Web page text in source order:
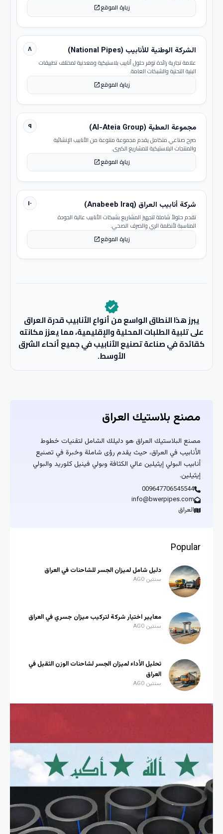
زيارة الموقعopen_in_new
٨ الشركة الوطنية للأنابيب (National Pipes)
علامة تجارية رائدة توفر حلول أنابيب بلاستيكية ومعدنية لمختلف تطبيقات
البنية التحتية والشبكات العامة.
زيارة الموقعopen_in_new
٩ مجموعة العطية (Al-Ateia Group)
صرح صناعي متكامل يقدم مجموعة متنوعة من الأنابيب الإنشائية
والمنتجات البلاستيكية للمشاريع الكبرى.
زيارة الموقعopen_in_new
١٠ شركة أنابيب العراق (Anabeeb Iraq)
تقدم حلولاً شاملة لتجهيز المشاريع بشبكات الأنابيب عالية الجودة
المناسبة لأنظمة الري والصرف الصحي.
زيارة الموقعopen_in_new
verified
يبرز هذا النطاق الواسع من أنواع الأنابيب قدرة العراق
على تلبية الطلبات المحلية والإقليمية، مما يعزز مكانته
كقائدة في صناعة تصنيع الأنابيب في جميع أنحاء الشرق
الأوسط.
مصنع بلاستيك العراق
مصنع البلاستيك العراق هو دليلك الشامل لتقنيات خطوط
الأنابيب في العراق، حيث يقدم رؤى شاملة وخبرة في تصنيع
أنابيب البولي إيثيلين عالي الكثافة وبولي فينيل كلوريد والبولي
إيثيلين.
009647706545544
info@bwerpipes.com
العراق
Popular
دليل شامل لميزان الجسر للشاحنات في العراق
سنتين AGO
معايير اختيار شركة لتركيب ميزان جسري في العراق
سنتين AGO
تحليل الأداء لميزان الجسر لشاحنات الوزن الثقيل في
العراق
سنتين AGO